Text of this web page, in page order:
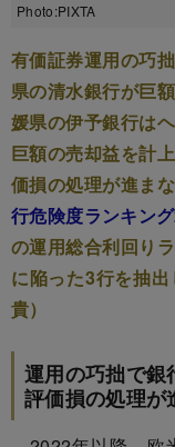
Photo:PIXTA
有価証券運用の巧
県の清水銀行が巨
媛県の伊予銀行は
巨額の売却益を計
価損の処理が進ま
行危険度ランキング
の運用総合利回り
に陥った3行を抽
貴）
運用の巧拙で銀
評価損の処理が